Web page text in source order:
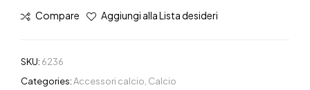
Compare Aggiungi alla Lista desideri
SKU: 6236
Categories:Accessori calcio Calcio